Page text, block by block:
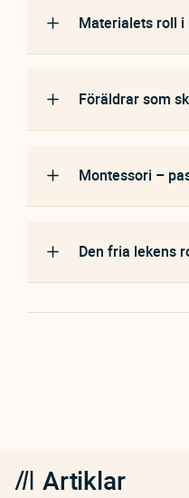
Materialets roll i
Föräldrar som
Montessori –
Den fria lekens
Artiklar